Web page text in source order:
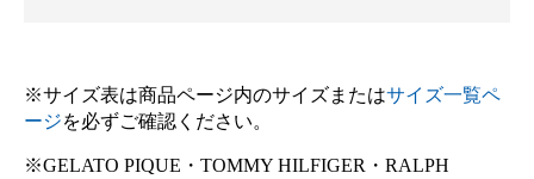
※サイズ表は商品ページ内のサイズまたはサイズ一覧ペ
ージを必ずご確認ください。
※GELATO PIQUE・TOMMY HILFIGER・RALPH